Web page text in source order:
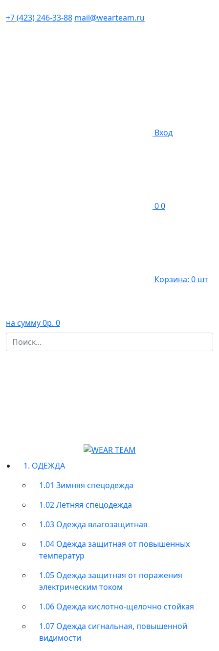
+7 (423) 246-33-88 mail@wearteam.ru
Вход
00
Корзина: 0 шт
на сумму 0р. 0
1. ОДЕЖДА
1.01 Зимняя спецодежда
1.02 Летняя спецодежда
1.03 Одежда влагозащитная
1.04 Одежда защитная от повышенных
температур
1.05 Одежда защитная от поражения
электрическим током
1.06 Одежда кислотно-щелочно стойкая
1.07 Одежда сигнальная, повышенной
видимости